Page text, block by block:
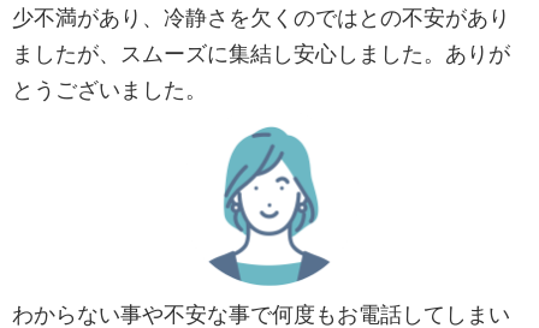
少不満があり、冷静さを欠くのではとの不安があり
ましたが、スムーズに集結し安心しました。ありが
とうございました。
わからない事や不安な事で何度もお電話してしまい